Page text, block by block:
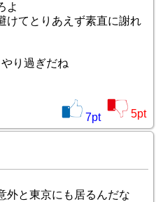
よ
けてとりあえず素直に謝れ
り過ぎだね
7pt 5pt
外と東京にも居るんだな